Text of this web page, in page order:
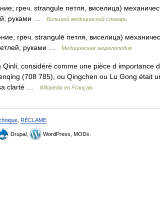
греч. strangule петля, виселица)
руками …
Большой медицинский словарь
греч. strangulē петля, виселица)
руками …
Медицинская энциклопедия
considéré comme une pièce d importance
(708 785), ou Qingchen ou Lu Gong était
clarté …
Wikipédia en Français
RÉCLAME
Drupal, WordPress, MODx.